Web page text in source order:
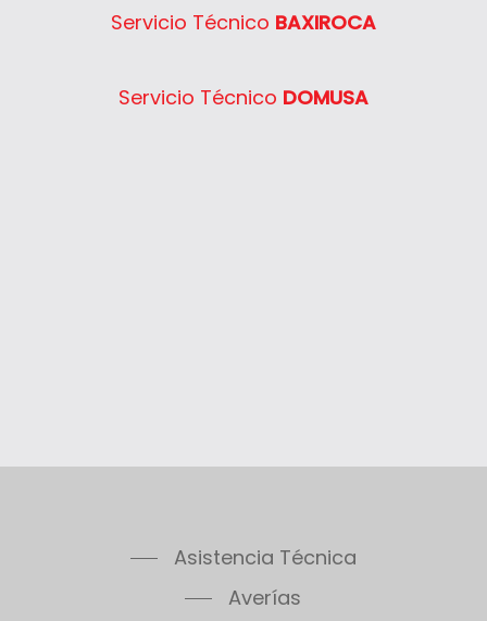
Servicio Técnico BAXIROCA
Servicio Técnico DOMUSA
Asistencia Técnica
Averías